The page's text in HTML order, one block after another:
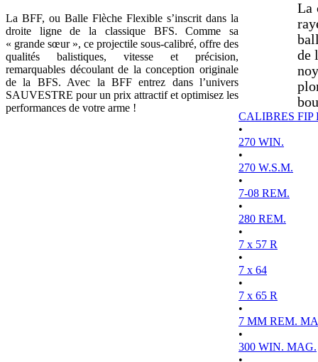
La BFF, ou Balle Flèche Flexible s’inscrit dans la
droite ligne de la classique BFS. Comme sa
« grande sœur », ce projectile sous-calibré, offre des
qualités balistiques, vitesse et précision,
remarquables découlant de la conception originale
de la BFS. Avec la BFF entrez dans l’univers
SAUVESTRE pour un prix attractif et optimisez les
performances de votre arme !
La
de
CALIBRES FIP
•
270 WIN.
•
270 W.S.M.
•
7-08 REM.
•
280 REM.
•
7 x 57 R
•
7 x 64
•
7 x 65 R
•
7 MM REM.
•
300 WIN. MAG.
•